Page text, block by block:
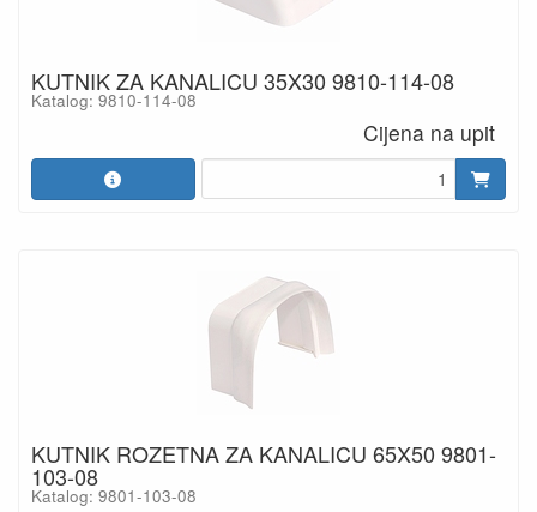
KUTNIK ZA KANALICU 35X30 9810-114-08
Katalog: 9810-114-08
Cijena na upit
KUTNIK ROZETNA ZA KANALICU 65X50 9801-
103-08
Katalog: 9801-103-08